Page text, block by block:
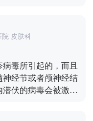
以上。检查发现
明显的身体不适，
果发现肾囊肿的直
的组织或血管造成
术的方法进行治
院 皮肤科
毒所引起的，而且
经节或者颅神经结
伏的病毒会被激
可能会发病，比如